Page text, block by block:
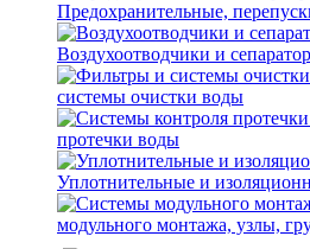
Предохранительные,
Воздухоотводчики и
системы очистки воды
протечки воды
Уплотнительные и
модульного монтажа, узлы,